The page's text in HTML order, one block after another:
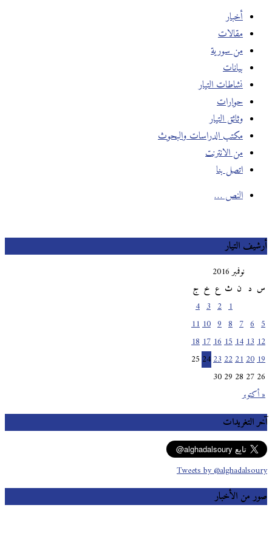
أخبار
مقالات
من سورية
بيانات
نشاطات التيار
حوارات
وثائق التيار
مكتب الدراسات والبحوث
من الانترنت
اتصل بنا
النص …
أرشيف التيار
نوفمبر 2016
س
ث خ ج
« أكتوبر
10
11
12
13
14
15
16
17
18
19
20
21
22
23
24
25
26
27
28
29
30
آخر التغريدات
Tweets by @alghadalsoury
صور من الأخبار